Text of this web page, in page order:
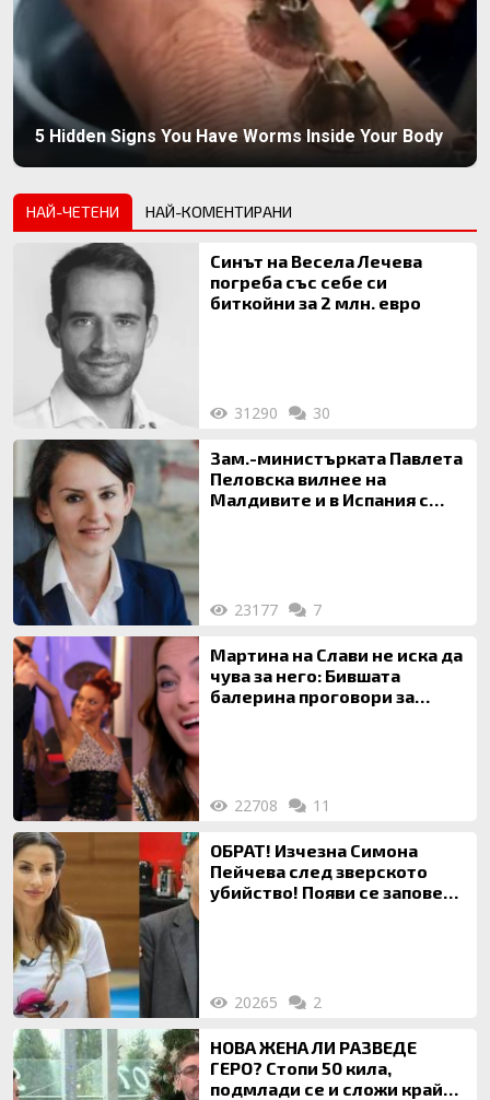
5 Hidden Signs You Have Worms Inside Your Body
НАЙ-ЧЕТЕНИ НАЙ-КОМЕНТИРАНИ
Синът на Весела Лечева
погреба със себе си
биткойни за 2 млн. евро
31290 30
Зам.-министърката Павлета
Пеловска вилнее на
Малдивите и в Испания с
23177 7
Мартина на Слави не иска да
чува за него: Бившата
балерина проговори за
22708 11
ОБРАТ! Изчезна Симона
Пейчева след зверското
убийство! Появи се заповед
20265 2
НОВА ЖЕНА ЛИ РАЗВЕДЕ
ГЕРО? Стопи 50 кила,
подмлади се и сложи край